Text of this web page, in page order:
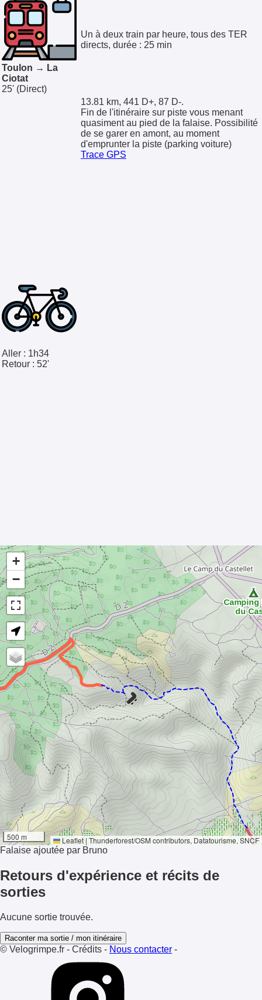
Toulon → La
Ciotat
25' (Direct)
Un à deux train par heure, tous des TER
directs, durée : 25 min
Aller : 1h34
Retour : 52'
13.81 km, 441 D+, 87 D-.
Fin de l'itinéraire sur piste vous menant
quasiment au pied de la falaise. Possibilité
de se garer en amont, au moment
d'emprunter la piste (parking voiture)
Trace GPS
11°
Ensoleillement
- -
+
−
500 m Leaflet| Thunderforest/OSM contributors, Datatourisme, SNCF
Falaise ajoutée par Bruno
Retours d'expérience et récits de
sorties
Aucune sortie trouvée.
Raconter ma sortie / mon itinéraire
© Velogrimpe.fr - Crédits - Nous contacter -